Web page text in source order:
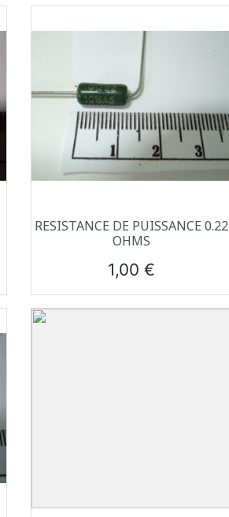
Aperçu rapide
RESISTANCE DE PUISSANCE 0.22
OHMS
Prix
1,00 €